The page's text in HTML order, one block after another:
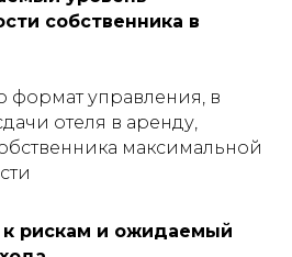
собственника в
формат управления, в
отеля в аренду,
максимальной
к рискам и ожидаемый